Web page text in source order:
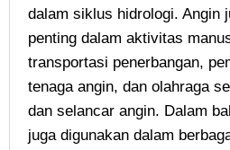
dalam siklus hidrologi. Angin
penting dalam aktivitas
transportasi penerbangan,
tenaga angin, dan olahraga
dan selancar angin. Dalam
juga digunakan dalam